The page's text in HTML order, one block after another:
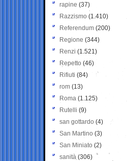
rapine (37)
Razzismo (1.410)
Referendum (200)
Regione (344)
Renzi (1.521)
Repetto (46)
Rifiuti (84)
rom (13)
Roma (1.125)
Rutelli (9)
san gottardo (4)
San Martino (3)
San Miniato (2)
sanità (306)